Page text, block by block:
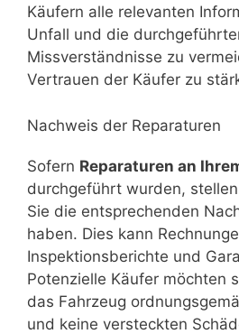
Käufern alle relevanten
Unfall und die
Missverständnisse zu
Vertrauen der Käufer zu
Nachweis der Reparaturen
Sofern Reparaturen an
durchgeführt wurden,
Sie die entsprechenden
haben. Dies kann
Inspektionsberichte und
Potenzielle Käufer möchten
das Fahrzeug
und keine versteckten